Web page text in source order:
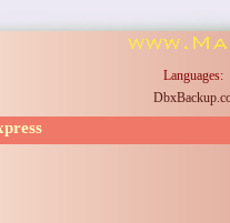
Languages: